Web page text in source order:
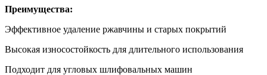
Преимущества:
Эффективное удаление ржавчины и старых покрытий
Высокая износостойкость для длительного использования
Подходит для угловых шлифовальных машин